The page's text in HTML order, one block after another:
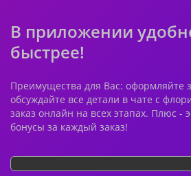
В приложении
быстрее!
Преимущества для Вас: оформляйте
обсуждайте все детали в чате с
заказ онлайн на всех этапах. Плюс -
бонусы за каждый заказ!